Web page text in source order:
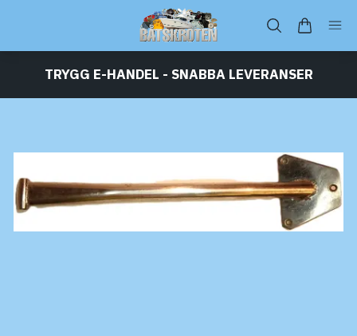
TRYGG E-HANDEL - SNABBA LEVERANSER